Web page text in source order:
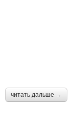
читать дальше →